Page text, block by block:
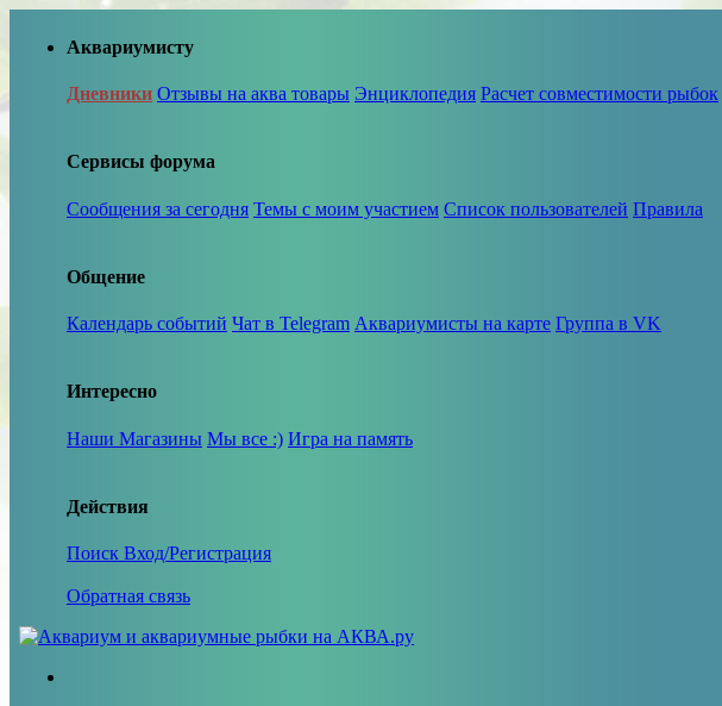
Аквариумисту
Дневники Отзывы на аква товары Энциклопедия Расчет совместимости рыбок
Сервисы форума
Сообщения за сегодня Темы с моим участием Список пользователей Правила
Общение
Календарь событий Чат в Telegram Аквариумисты на карте Группа в VK
Интересно
Наши Магазины Мы все :) Игра на память
Действия
Поиск Вход/Регистрация
Обратная связь